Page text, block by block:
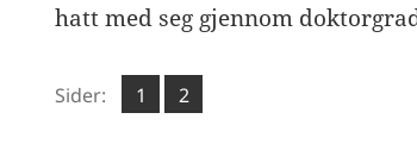
hatt med seg gjennom
Sider: Side
1 ,
Side
2